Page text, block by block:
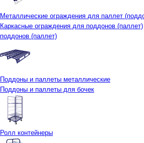
Металлические ограждения для паллет
Каркасные ограждения для поддонов (паллет)
поддонов (паллет)
Поддоны и паллеты металлические
Поддоны и паллеты для бочек
Ролл контейнеры